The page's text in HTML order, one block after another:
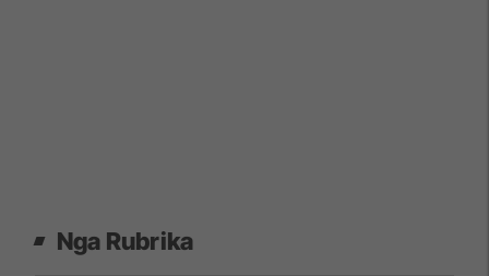
Nga Rubrika